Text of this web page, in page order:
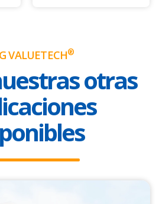
VALUETECH®
otras